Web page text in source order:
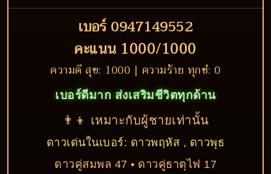
เบอร์ 0947149552
คะแนน 1000/1000
ความดี สุข: 1000 | ความร้าย ทุกข์: 0
เบอร์ดีมาก ส่งเสริมชีวิตทุกด้าน
👨‍👦 เหมาะกับผู้ชายเท่านั้น
ดาวเด่นในเบอร์: ดาวพฤหัส , ดาวพุธ
ดาวคู่สมพล 47 • ดาวคู่ธาตุไฟ 17